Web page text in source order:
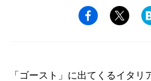
「ゴースト」に出てくるイタリ